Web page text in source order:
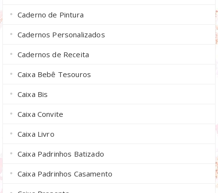
Caderno de Pintura
Cadernos Personalizados
Cadernos de Receita
Caixa Bebê Tesouros
Caixa Bis
Caixa Convite
Caixa Livro
Caixa Padrinhos Batizado
Caixa Padrinhos Casamento